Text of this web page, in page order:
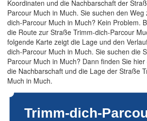
Koordinaten und die Nachbarschaft der
Parcour Much in Much. Sie suchen den
dich-Parcour Much in Much? Kein Problem.
die Route zur Straße Trimm-dich-Parcour
folgende Karte zeigt die Lage und den
dich-Parcour Much in Much. Sie suchen die
Parcour Much in Much? Dann finden Sie
die Nachbarschaft und die Lage der Straße
Much in Much.